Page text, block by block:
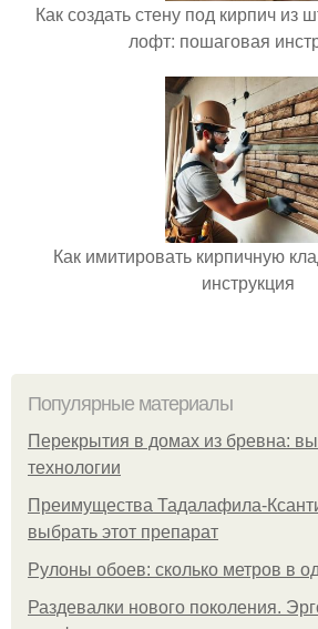
Как создать стену под кирпич из
лофт: пошаговая
Как имитировать кирпичную
инструкция
Популярные материалы
Перекрытия в домах из бревна:
технологии
Преимущества Тадалафила-
выбрать этот препарат
Рулоны обоев: сколько метров в
Раздевалки нового поколения.